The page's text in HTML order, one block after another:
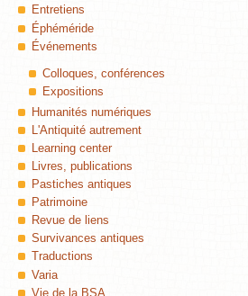
Entretiens
Éphéméride
Événements
Colloques, conférences
Expositions
Humanités numériques
L'Antiquité autrement
Learning center
Livres, publications
Pastiches antiques
Patrimoine
Revue de liens
Survivances antiques
Traductions
Varia
Vie de la BSA